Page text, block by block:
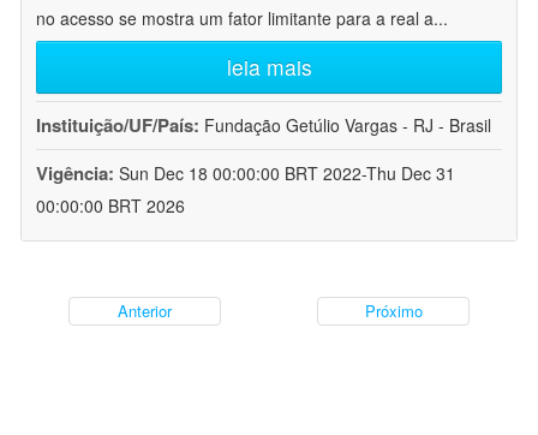
no acesso se mostra um fator limitante para a real a...
leia mais
Instituição/UF/País: Fundação Getúlio Vargas - RJ - Brasil
Vigência: Sun Dec 18 00:00:00 BRT 2022-Thu Dec 31
00:00:00 BRT 2026
Anterior Próximo